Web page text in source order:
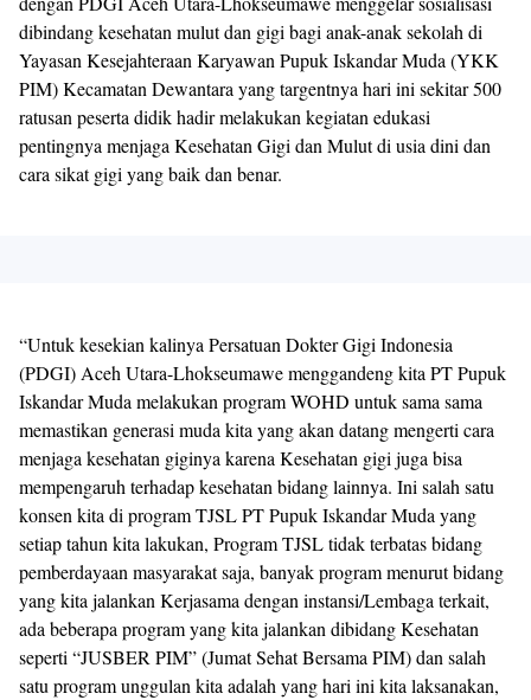
dibindang kesehatan mulut dan gigi bagi anak-anak sekolah di
Yayasan Kesejahteraan Karyawan Pupuk Iskandar Muda (YKK
PIM) Kecamatan Dewantara yang targentnya hari ini sekitar 500
ratusan peserta didik hadir melakukan kegiatan edukasi
pentingnya menjaga Kesehatan Gigi dan Mulut di usia dini dan
cara sikat gigi yang baik dan benar.
“Untuk kesekian kalinya Persatuan Dokter Gigi Indonesia
(PDGI) Aceh Utara-Lhokseumawe menggandeng kita PT Pupuk
Iskandar Muda melakukan program WOHD untuk sama sama
memastikan generasi muda kita yang akan datang mengerti cara
menjaga kesehatan giginya karena Kesehatan gigi juga bisa
mempengaruh terhadap kesehatan bidang lainnya. Ini salah satu
konsen kita di program TJSL PT Pupuk Iskandar Muda yang
setiap tahun kita lakukan, Program TJSL tidak terbatas bidang
pemberdayaan masyarakat saja, banyak program menurut bidang
yang kita jalankan Kerjasama dengan instansi/Lembaga terkait,
ada beberapa program yang kita jalankan dibidang Kesehatan
seperti “JUSBER PIM” (Jumat Sehat Bersama PIM) dan salah
satu program unggulan kita adalah yang hari ini kita laksanakan,